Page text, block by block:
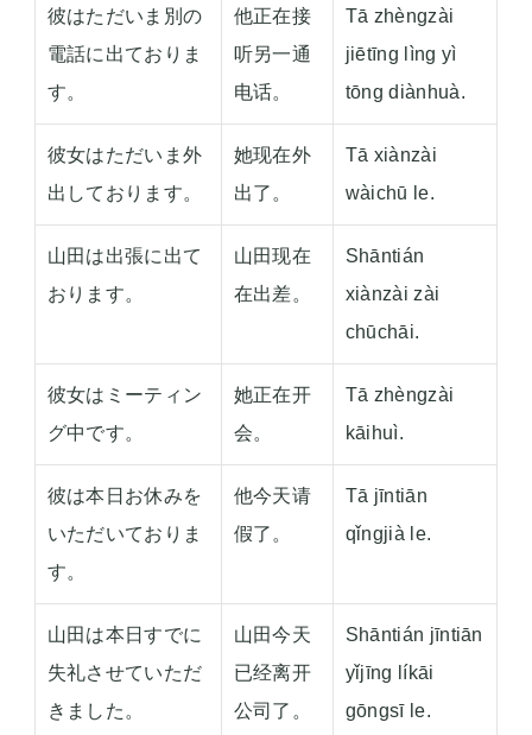
彼はただいま別の
電話に出ておりま
す。
他正在接
听另一通
电话。
Tā zhèngzài
jiētīng lìng yì
tōng diànhuà.
彼女はただいま外
出しております。
她现在外
出了。
Tā xiànzài
wàichū le.
山田は出張に出て
おります。
山田现在
在出差。
Shāntián
xiànzài zài
chūchāi.
彼女はミーティン
グ中です。
她正在开
会。
Tā zhèngzài
kāihuì.
彼は本日お休みを
いただいておりま
す。
他今天请
假了。
Tā jīntiān
qǐngjià le.
山田は本日すでに
失礼させていただ
きました。
山田今天
已经离开
公司了。
Shāntián jīntiān
yǐjīng líkāi
gōngsī le.